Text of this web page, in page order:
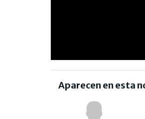
Aparecen en esta